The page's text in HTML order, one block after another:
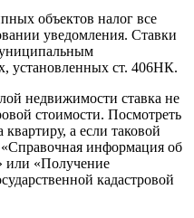
объектов налог все
уведомления. Ставки
установленных ст. 406НК.
недвижимости ставка не
стоимости. Посмотреть
а если таковой
«Справочная информация об
или «Получение
кадастровой